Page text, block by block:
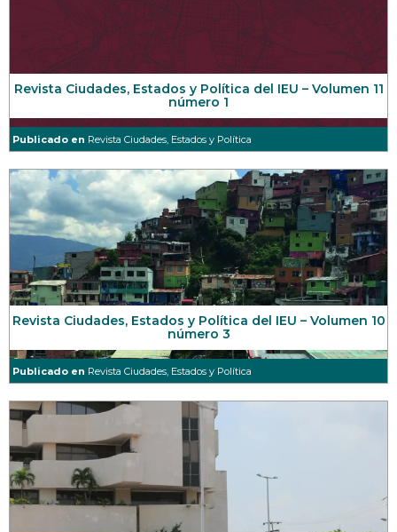
Revista Ciudades, Estados y Política del IEU – Volumen 11
número 1
Publicado en Revista Ciudades, Estados y Política
Revista Ciudades, Estados y Política del IEU – Volumen 10
número 3
Publicado en Revista Ciudades, Estados y Política